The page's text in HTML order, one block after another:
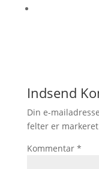
Indsend
Din e-
felter er
Kommentar *